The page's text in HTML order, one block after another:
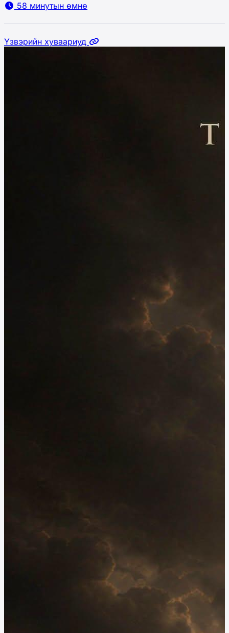
58 минутын өмнө
Үзвэрийн хуваариуд